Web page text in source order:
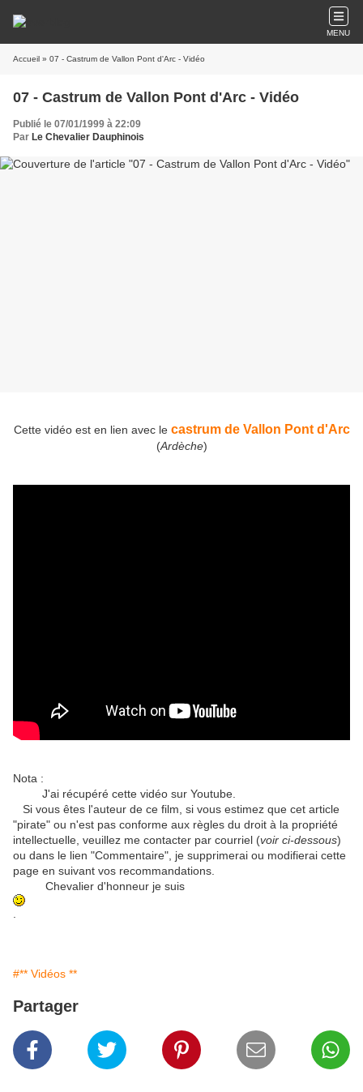
MENU
Accueil » 07 - Castrum de Vallon Pont d'Arc - Vidéo
07 - Castrum de Vallon Pont d'Arc - Vidéo
Publié le 07/01/1999 à 22:09
Par Le Chevalier Dauphinois
Cette vidéo est en lien avec le castrum de Vallon Pont d'Arc
(Ardèche)
Nota :
J'ai récupéré cette vidéo sur Youtube.
Si vous êtes l'auteur de ce film, si vous estimez que cet article
"pirate" ou n'est pas conforme aux règles du droit à la propriété
intellectuelle, veuillez me contacter par courriel (voir ci-dessous)
ou dans le lien "Commentaire", je supprimerai ou modifierai cette
page en suivant vos recommandations.
Chevalier d'honneur je suis
#** Vidéos **
Partager